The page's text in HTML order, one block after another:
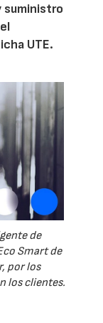
suministro
UTE.
de
Smart de
por los
los clientes.